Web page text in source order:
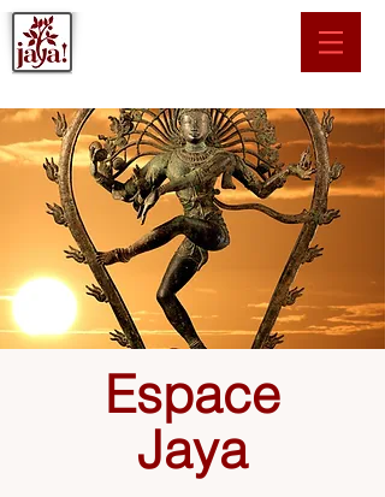
Espace
Jaya